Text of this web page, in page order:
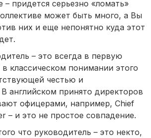
– придется серьезно «ломать»
может быть много, а Вы
них и еще непонятно куда этот
– это всегда в первую
классическом понимании этого
честью и
английском принято директоров
офицерами, например, Chief
– и это не простое совпадение.
что руководитель – это некто,